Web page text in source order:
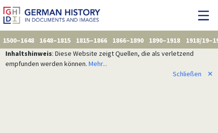
1500–1648 1648–1815 1815–1866 1866–1890 1890–1918
1918/
Inhaltshinweis: Diese Website zeigt Quellen, die als verletzend
empfunden werden können. Mehr...
Schließen
✕